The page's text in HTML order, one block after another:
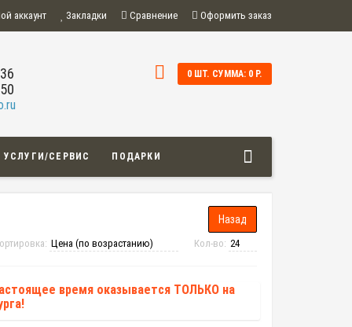
аккаунт Закладки Сравнение Оформить заказ
0 ШТ. СУММА: 0 Р.
УСЛУГИ/СЕРВИС ПОДАРКИ
Кол-во:
время оказывается ТОЛЬКО на